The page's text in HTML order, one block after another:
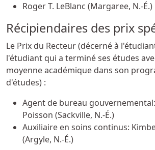
Roger T. LeBlanc (Margaree, N.-É.)
Récipiendaires des prix
Le Prix du Recteur (décerné à
l'étudiant qui a terminé ses études
moyenne académique dans son
d'études) :
Agent de bureau
Poisson (Sackville, N.-É.)
Auxiliaire en soins continus:
(Argyle, N.-É.)